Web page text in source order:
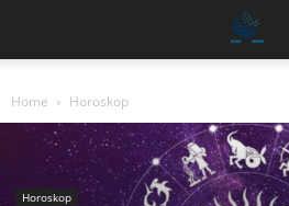
Home Horoskop
Horoskop